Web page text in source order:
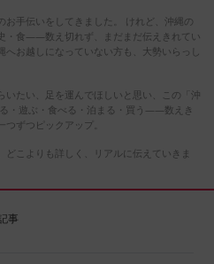
お手伝いをしてきました。 けれど、沖縄の
食――数え切れず、まだまだ伝えきれてい
お越しになっていない方も、大勢いらっし
いたい、足を運んでほしいと思い、この「沖
・遊ぶ・食べる・泊まる・買う――数えき
ずつピックアップ。
こよりも詳しく、リアルに伝えていきま
事